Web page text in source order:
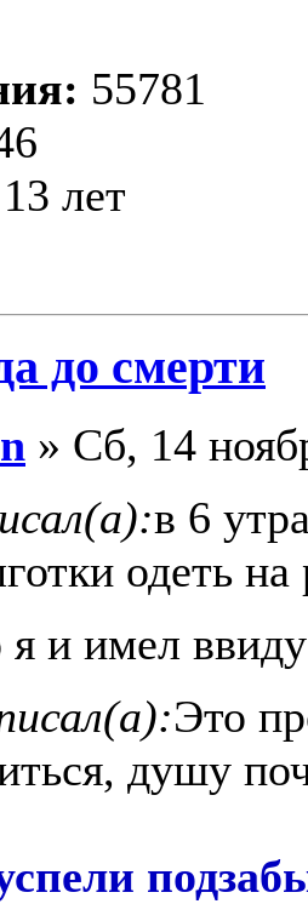
55781
13 лет
до смерти
» Сб, 14
в 6
одеть на
и имел ввиду
Это
душу